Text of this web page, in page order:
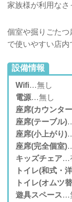
家族様が利用な
個室や掘りごたつ
で使いやすい店内
設備情報
Wifi…無し
電源…無し
座席(カウンタ
座席(テーブル)
座席(小上がり)
座席(完全個室)
キッズチェア…
トイレ(和式・
トイレ(オムツ
遊具スペース…